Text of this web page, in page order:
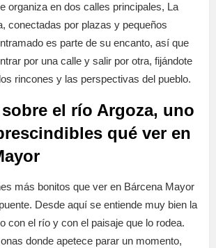
organiza en dos calles principales, La
conectadas por plazas y pequeños
es parte de su encanto, así que
por una calle y salir por otra, fijándote
rincones y las perspectivas del pueblo.
el río Argoza, uno
qué ver en
más bonitos que ver en Bárcena Mayor
Desde aquí se entiende muy bien la
con el río y con el paisaje que lo rodea.
donde apetece parar un momento,